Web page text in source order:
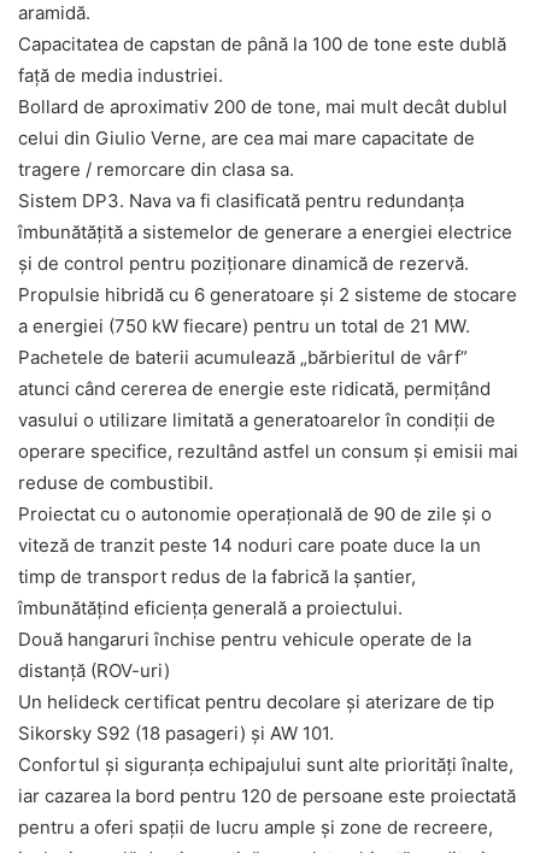
aramidă.
Capacitatea de capstan de până la 100 de tone este dublă
față de media industriei.
Bollard de aproximativ 200 de tone, mai mult decât dublul
celui din Giulio Verne, are cea mai mare capacitate de
tragere / remorcare din clasa sa.
Sistem DP3. Nava va fi clasificată pentru redundanța
îmbunătățită a sistemelor de generare a energiei electrice
și de control pentru poziționare dinamică de rezervă.
Propulsie hibridă cu 6 generatoare și 2 sisteme de stocare
a energiei (750 kW fiecare) pentru un total de 21 MW.
Pachetele de baterii acumulează „bărbieritul de vârf”
atunci când cererea de energie este ridicată, permițând
vasului o utilizare limitată a generatoarelor în condiții de
operare specifice, rezultând astfel un consum și emisii mai
reduse de combustibil.
Proiectat cu o autonomie operațională de 90 de zile și o
viteză de tranzit peste 14 noduri care poate duce la un
timp de transport redus de la fabrică la șantier,
îmbunătățind eficiența generală a proiectului.
Două hangaruri închise pentru vehicule operate de la
distanță (ROV-uri)
Un helideck certificat pentru decolare și aterizare de tip
Sikorsky S92 (18 pasageri) și AW 101.
Confortul și siguranța echipajului sunt alte priorități înalte,
iar cazarea la bord pentru 120 de persoane este proiectată
pentru a oferi spații de lucru ample și zone de recreere,